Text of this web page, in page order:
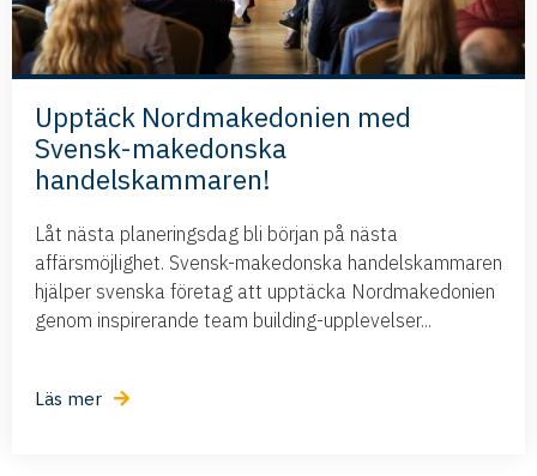
Upptäck Nordmakedonien med
Svensk-makedonska
handelskammaren!
Låt nästa planeringsdag bli början på nästa
affärsmöjlighet. Svensk-makedonska handelskammaren
hjälper svenska företag att upptäcka Nordmakedonien
genom inspirerande team building-upplevelser...
Läs mer